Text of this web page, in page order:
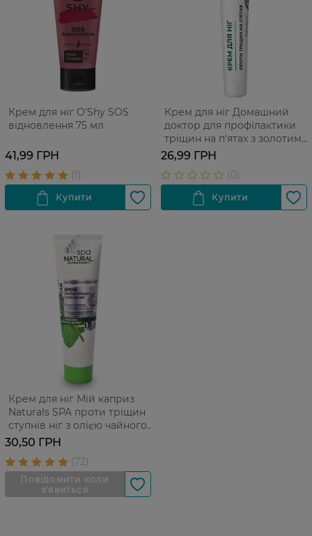
Крем для ніг O'Shy SOS
відновлення 75 мл
41,99 ГРН
Крем для ніг Домашний
доктор для профілактики
тріщин на п'ятах з золотим
вусом 42 мл
26,99 ГРН
Крем для ніг Мій каприз
Naturals SPA проти тріщин
ступнів ніг з олією чайного
дерева 100 мл
30,50 ГРН